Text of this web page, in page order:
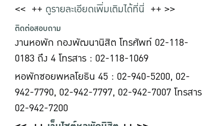
<< ++ ดูรายละเอียดเพิ่มเติมได้ที่นี่ ++ >>
ติดต่อสอบถาม
งานหอพัก กองพัฒนานิสิต โทรศัพท์ 02-118-
0183 ถึง 4 โทรสาร : 02-118-1069
หอพักซอยพหลโยธิน 45 : 02-940-5200, 02-
942-7790, 02-942-7797, 02-942-7007 โทรสาร
02-942-7200